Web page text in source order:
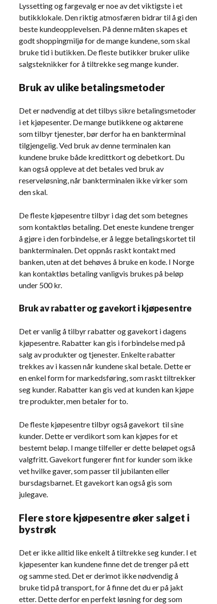
Lyssetting og fargevalg er noe av det viktigste i et
butikklokale. Den riktig atmosfæren bidrar til å gi den
beste kundeopplevelsen. På denne måten skapes et
godt shoppingmiljø for de mange kundene, som skal
bruke tid i butikken. De fleste butikker bruker ulike
salgsteknikker for å tiltrekke seg mange kunder.
Bruk av ulike betalingsmetoder
Det er nødvendig at det tilbys sikre betalingsmetoder
i et kjøpesenter. De mange butikkene og aktørene
som tilbyr tjenester, bør derfor ha en bankterminal
tilgjengelig. Ved bruk av denne terminalen kan
kundene bruke både kredittkort og debetkort. Du
kan også oppleve at det betales ved bruk av
reserveløsning, når bankterminalen ikke virker som
den skal.
De fleste kjøpesentre tilbyr i dag det som betegnes
som kontaktløs betaling. Det eneste kundene trenger
å gjøre i den forbindelse, er å legge betalingskortet til
bankterminalen. Det oppnås raskt kontakt med
banken, uten at det behøves å bruke en kode. I Norge
kan kontaktløs betaling vanligvis brukes på beløp
under 500 kr.
Bruk av rabatter og gavekort i kjøpesentre
Det er vanlig å tilbyr rabatter og gavekort i dagens
kjøpesentre. Rabatter kan gis i forbindelse med på
salg av produkter og tjenester. Enkelte rabatter
trekkes av i kassen når kundene skal betale. Dette er
en enkel form for markedsføring, som raskt tiltrekker
seg kunder. Rabatter kan gis ved at kunden kan kjøpe
tre produkter, men betaler for to.
De fleste kjøpesentre tilbyr også gavekort til sine
kunder. Dette er verdikort som kan kjøpes for et
bestemt beløp. I mange tilfeller er dette beløpet også
valgfritt. Gavekort fungerer fint for kunder som ikke
vet hvilke gaver, som passer til jubilanten eller
bursdagsbarnet. Et gavekort kan også gis som
julegave.
Flere store kjøpesentre øker salget i
bystrøk
Det er ikke alltid like enkelt å tiltrekke seg kunder. I et
kjøpesenter kan kundene finne det de trenger på ett
og samme sted. Det er derimot ikke nødvendig å
bruke tid på transport, for å finne det du er på jakt
etter. Dette derfor en perfekt løsning for deg som